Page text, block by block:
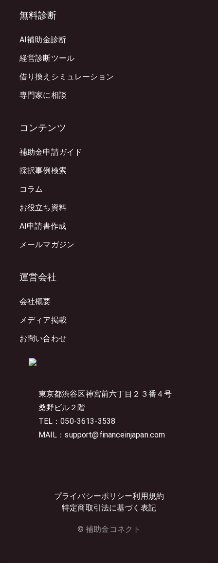
東京都渋谷区神宮前六丁目２３番４号
桑野ビル２階
TEL：050-3613-3538
MAIL：support@financeinjapan.com
プライバシーポリシー利用規約
特定商取引法に基づく表記
© 補助金コネクト
無料診断
AI補助金診断
経営診断ツール
借り換えシミュレーション
専門家に相談
コンテンツ
補助金申請ガイド
採択事例検索
コラム
お役立ち資料
AI申請書作成
メールマガジン
運営会社
会社概要
メディア掲載
お問い合わせ